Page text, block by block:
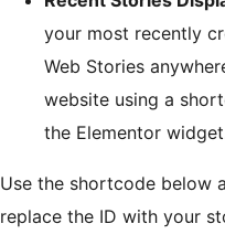
your most recently
Web Stories
website using a
the Elementor
Use the shortcode below
replace the ID with your